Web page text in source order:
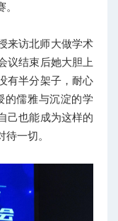
来访北师大做学术
议结束后她大胆上
有半分架子，耐心
的儒雅与沉淀的学
己也能成为这样的
一切。